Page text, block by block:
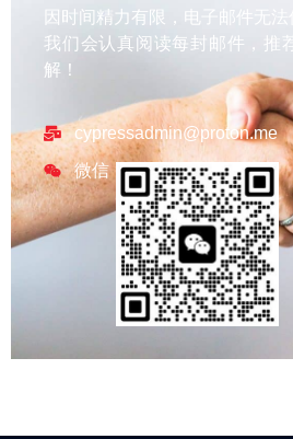
因时间精力有限，电子邮件无法
我们会认真阅读每封邮件，推
解！
cypressadmin@proton.me
微信